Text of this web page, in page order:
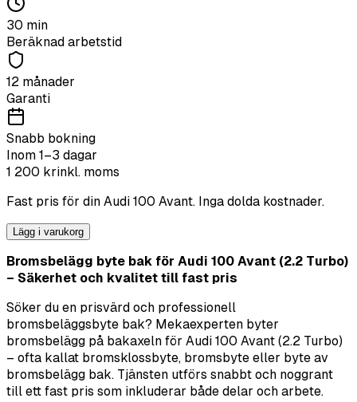
30 min
Beräknad arbetstid
12 månader
Garanti
Snabb bokning
Inom 1–3 dagar
1 200 krinkl. moms
Fast pris för din Audi 100 Avant. Inga dolda kostnader.
Lägg i varukorg
Bromsbelägg byte bak för Audi 100 Avant (2.2 Turbo)
– Säkerhet och kvalitet till fast pris
Söker du en prisvärd och professionell
bromsbeläggsbyte bak? Mekaexperten byter
bromsbelägg på bakaxeln för Audi 100 Avant (2.2 Turbo)
– ofta kallat bromsklossbyte, bromsbyte eller byte av
bromsbelägg bak. Tjänsten utförs snabbt och noggrant
till ett fast pris som inkluderar både delar och arbete.